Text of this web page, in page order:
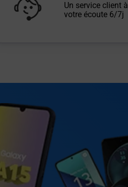
Un service client à
votre écoute 6/7j